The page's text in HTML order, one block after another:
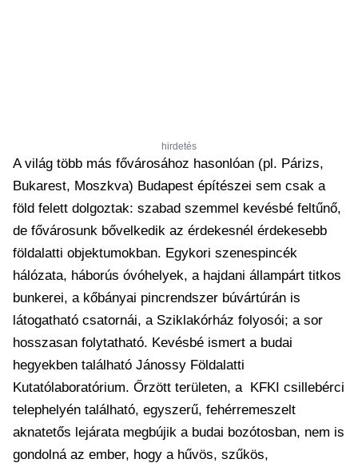
hirdetés
A világ több más fővárosához hasonlóan (pl. Párizs,
Bukarest, Moszkva) Budapest építészei sem csak a
föld felett dolgoztak: szabad szemmel kevésbé feltűnő,
de fővárosunk bővelkedik az érdekesnél érdekesebb
földalatti objektumokban. Egykori szenespincék
hálózata, háborús óvóhelyek, a hajdani állampárt titkos
bunkerei, a kőbányai pincrendszer búvártúrán is
látogatható csatornái, a Sziklakórház folyosói; a sor
hosszasan folytatható. Kevésbé ismert a budai
hegyekben található Jánossy Földalatti
Kutatólaboratórium. Őrzött területen, a KFKI csillebérci
telephelyén található, egyszerű, fehérremeszelt
aknatetős lejárata megbújik a budai bozótosban, nem is
gondolná az ember, hogy a hűvös, szűkös,